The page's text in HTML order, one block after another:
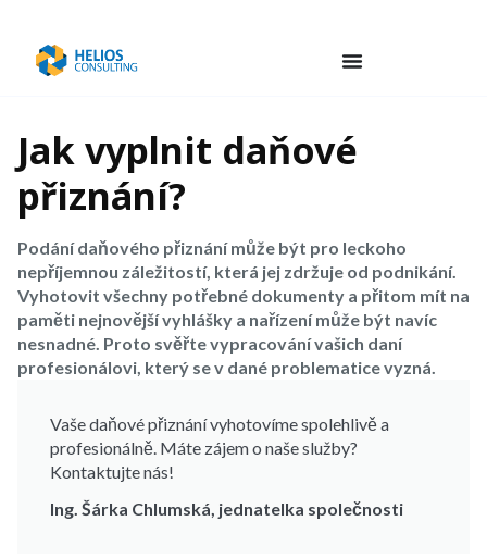
Jak vyplnit daňové
přiznání?
Podání daňového přiznání může být pro leckoho
nepříjemnou záležitostí, která jej zdržuje od podnikání.
Vyhotovit všechny potřebné dokumenty a přitom mít na
paměti nejnovější vyhlášky a nařízení může být navíc
nesnadné. Proto svěřte vypracování vašich daní
profesionálovi, který se v dané problematice vyzná.
Vaše daňové přiznání vyhotovíme spolehlivě a
profesionálně. Máte zájem o naše služby?
Kontaktujte nás!
Ing. Šárka Chlumská, jednatelka společnosti